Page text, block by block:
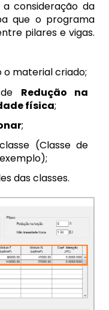
consideração da
que o programa
pilares e vigas.
o material criado;
Redução na
física;
;
(Classe de
das classes.